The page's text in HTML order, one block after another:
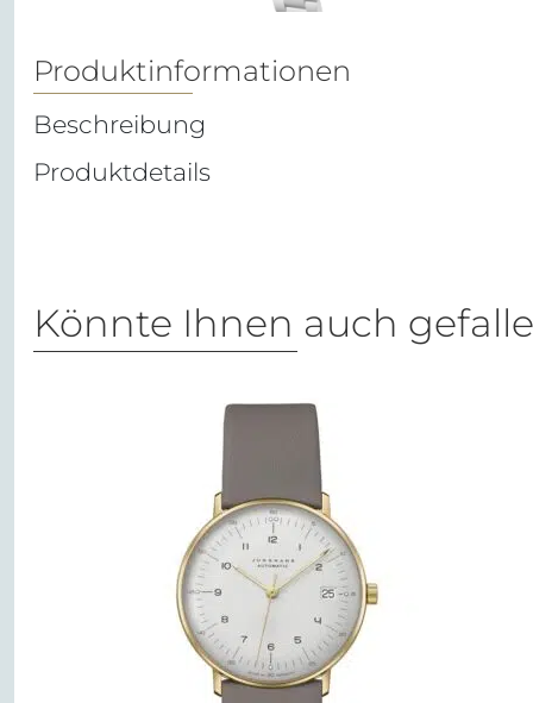
Produktinformationen
Beschreibung
Produktdetails
Könnte Ihnen auch